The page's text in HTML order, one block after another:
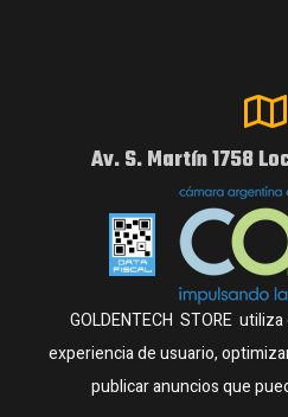
Av. S. Martín 1758
GOLDENTECH STORE
experiencia de usuario,
publicar anuncios que